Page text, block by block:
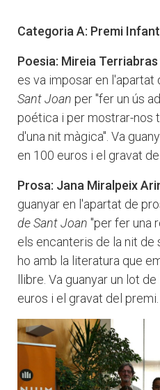
Categoria A: Premi
Poesia: Mireia
es va imposar en l'apartat
Sant Joan per "fer un ús
poética i per mostrar-nos
d'una nit màgica". Va
en 100 euros i el gravat
Prosa: Jana Miralpeix
guanyar en l'apartat de
de Sant Joan "per fer una
els encanteris de la nit de
ho amb la literatura que
llibre. Va guanyar un lot
euros i el gravat del premi.